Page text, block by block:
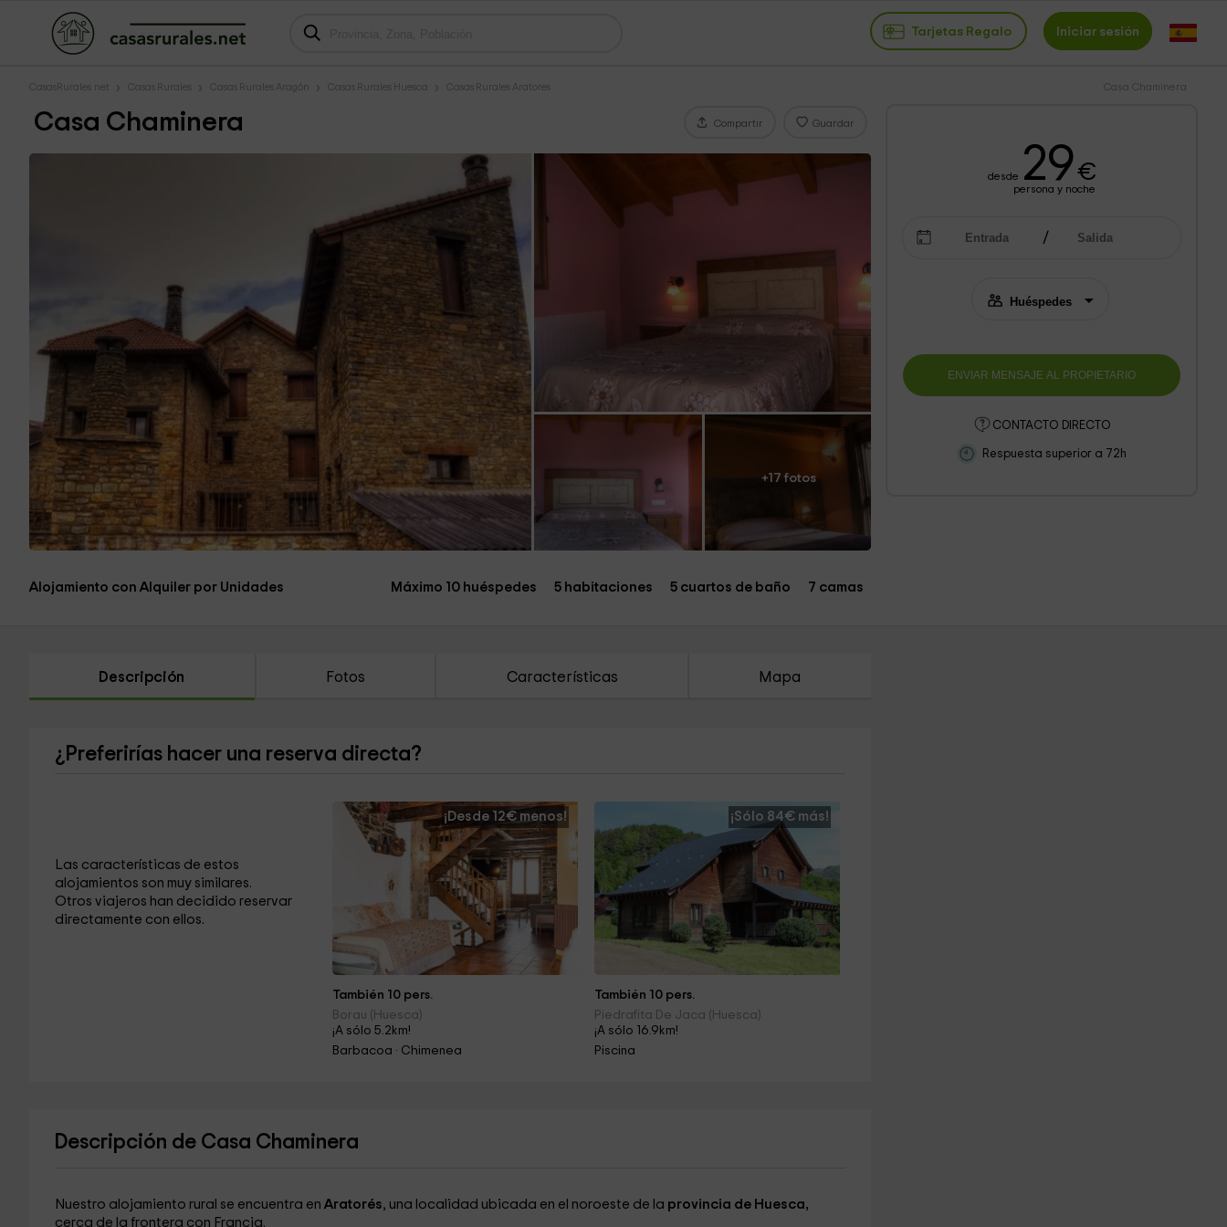
Tarjetas Regalo Iniciar sesión
CasasRurales.net Casas Rurales Casas Rurales Aragón Casas Rurales Huesca Casas Rurales Aratores Casa Chaminera
Casa Chaminera Compartir Guardar
+17 fotos
desde 29€
persona y noche
CONTACTO DIRECTO
Respuesta superior a 72h
Alojamiento con Alquiler por Unidades Máximo 10 huéspedes 5 habitaciones 5 cuartos de baño 7 camas
Descripción Fotos Características Mapa
¿Preferirías hacer una reserva directa?
Las características de estos
alojamientos son muy similares.
Otros viajeros han decidido reservar
directamente con ellos.
¡Desde 12€ menos!
También 10 pers.
Borau (Huesca)
¡A sólo 5.2km!
Barbacoa · Chimenea
¡Sólo 84€ más!
También 10 pers.
Piedrafita De Jaca (Huesca)
¡A sólo 16.9km!
Piscina
Descripción de Casa Chaminera
Nuestro alojamiento rural se encuentra en Aratorés, una localidad ubicada en el noroeste de la provincia de Huesca,
cerca de la frontera con Francia.